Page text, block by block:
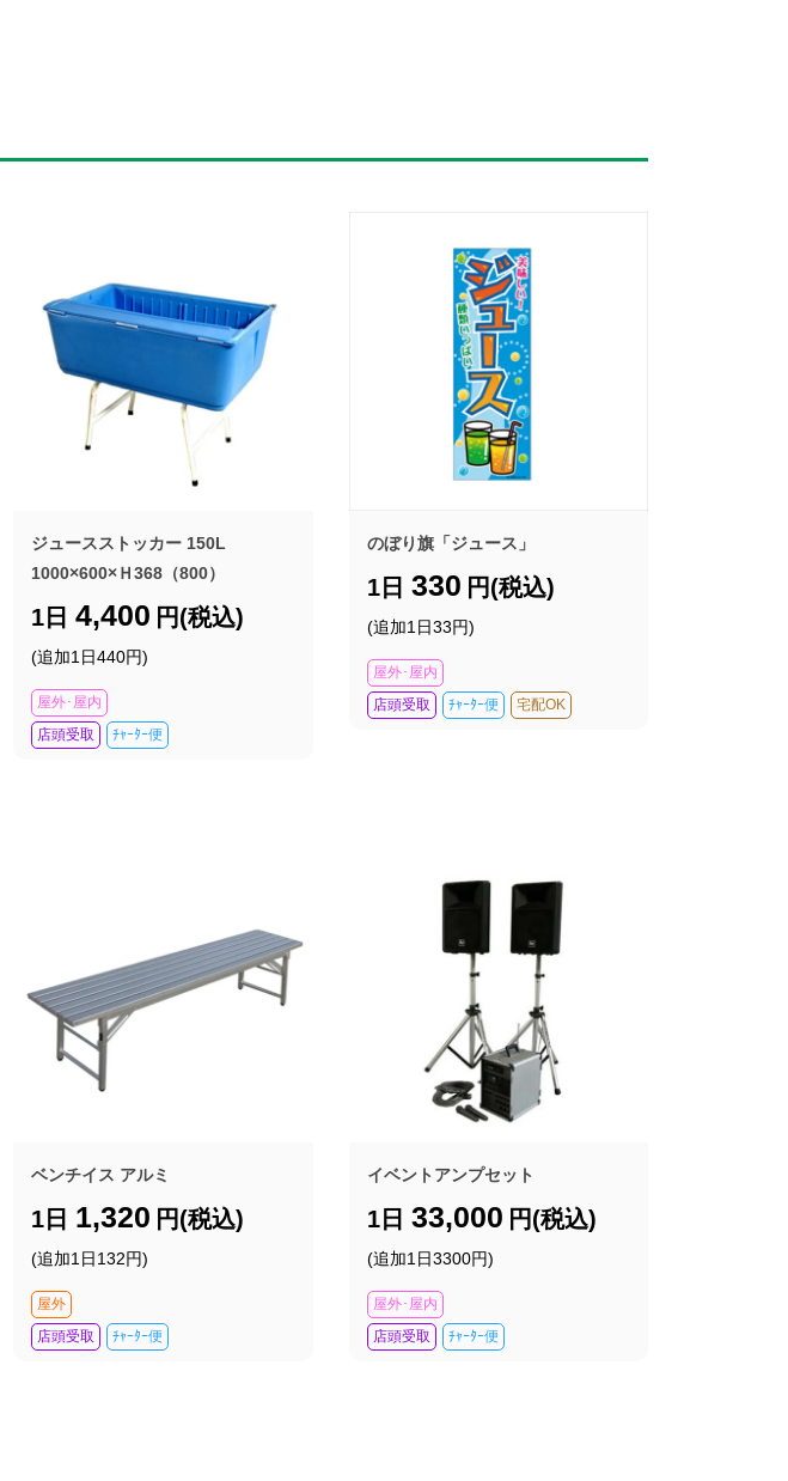
ジュースストッカー 150L
1000×600×Ｈ368（800）
1日4,400 円(税込)
(追加1日440円)
屋外･屋内
店頭受取
ﾁｬｰﾀｰ便
のぼり旗「ジュース」
1日 330 円(税込)
(追加1日33円)
屋外･屋内
店頭受取
ﾁｬｰﾀｰ便 宅配OK
ベンチイス アルミ
1日 1,320 円(税込)
(追加1日132円)
屋外
店頭受取
ﾁｬｰﾀｰ便
イベントアンプセット
1日 33,000 円(税込)
(追加1日3300円)
屋外･屋内
店頭受取
ﾁｬｰﾀｰ便